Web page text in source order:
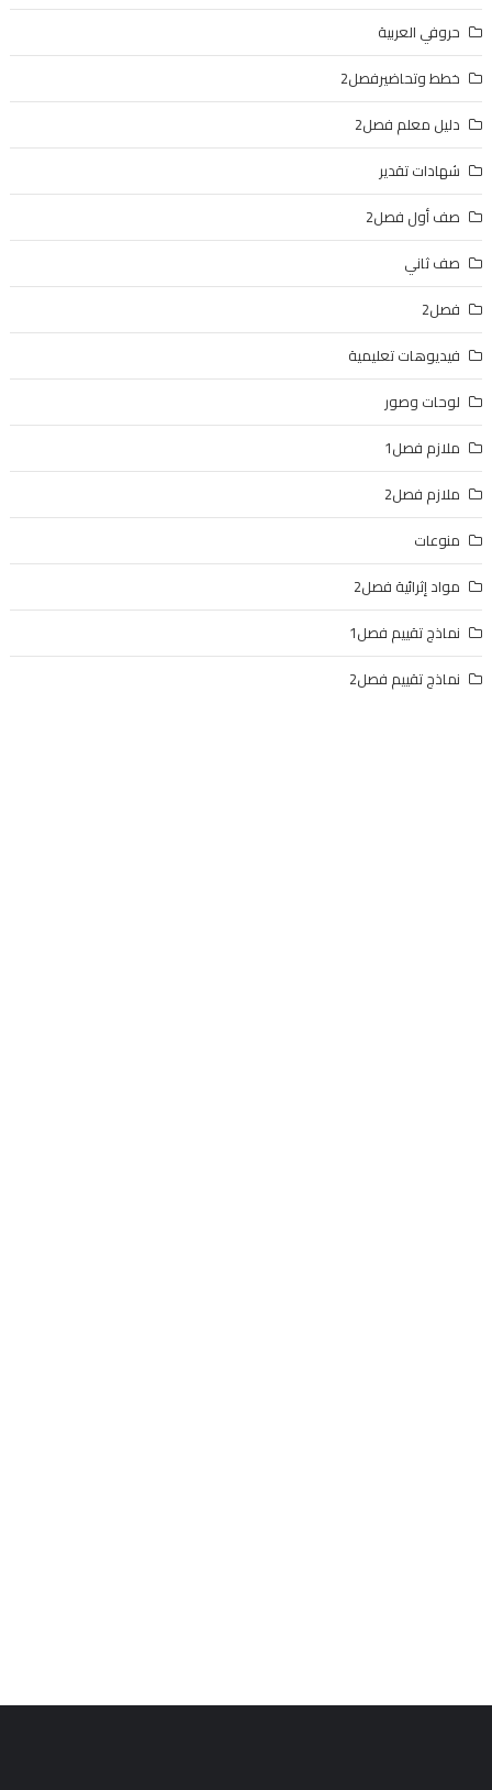
حروفي العربية
خطط وتحاضيرفصل2
دليل معلم فصل2
شهادات تقدير
صف أول فصل2
صف ثاني
فصل2
فيديوهات تعليمية
لوحات وصور
ملازم فصل1
ملازم فصل2
منوعات
مواد إثرائية فصل2
نماذج تقييم فصل1
نماذج تقييم فصل2